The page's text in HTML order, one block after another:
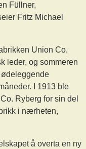
Füllner,
Fritz Michael
Union Co,
leder, og sommeren
I 1913 ble
Ryberg for sin del
i nærheten,
å overta en ny